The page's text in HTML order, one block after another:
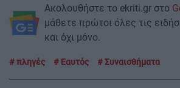
Ακολουθήστε το ekriti.gr στο
μάθετε πρώτοι όλες τις
και όχι μόνο.
πληγές Εαυτός Συναισθήματα